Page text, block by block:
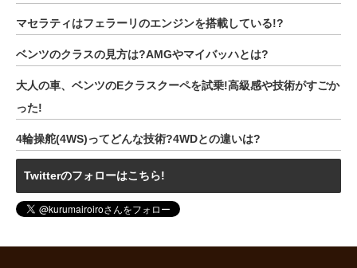
マセラティはフェラーリのエンジンを搭載している!?
ベンツのクラスの見方は?AMGやマイバッハとは?
大人の車、ベンツのEクラスクーペを試乗!高級感や技術がすごか
った!
4輪操舵(4WS)ってどんな技術?4WDとの違いは?
Twitterのフォローはこちら!